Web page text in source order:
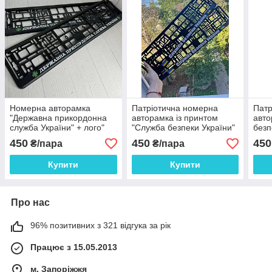
Номерна авторамка
"Державна прикордонна
служба України" + лого"
УФ-принт Ціна за пару!
450 ₴/пара
Купити
Патріотична номерна
авторамка із принтом
"Служба безпеки України"
Ціна за пару!
450₴/пара
Купити
450
Про нас
96% позитивних з 321 відгука за рік
Працює з 15.05.2013
м. Запоріжжя